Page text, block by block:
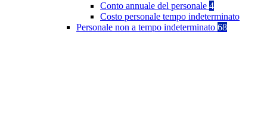
Conto annuale del personale 4
Costo personale tempo indeterminato
Personale non a tempo indeterminato 68